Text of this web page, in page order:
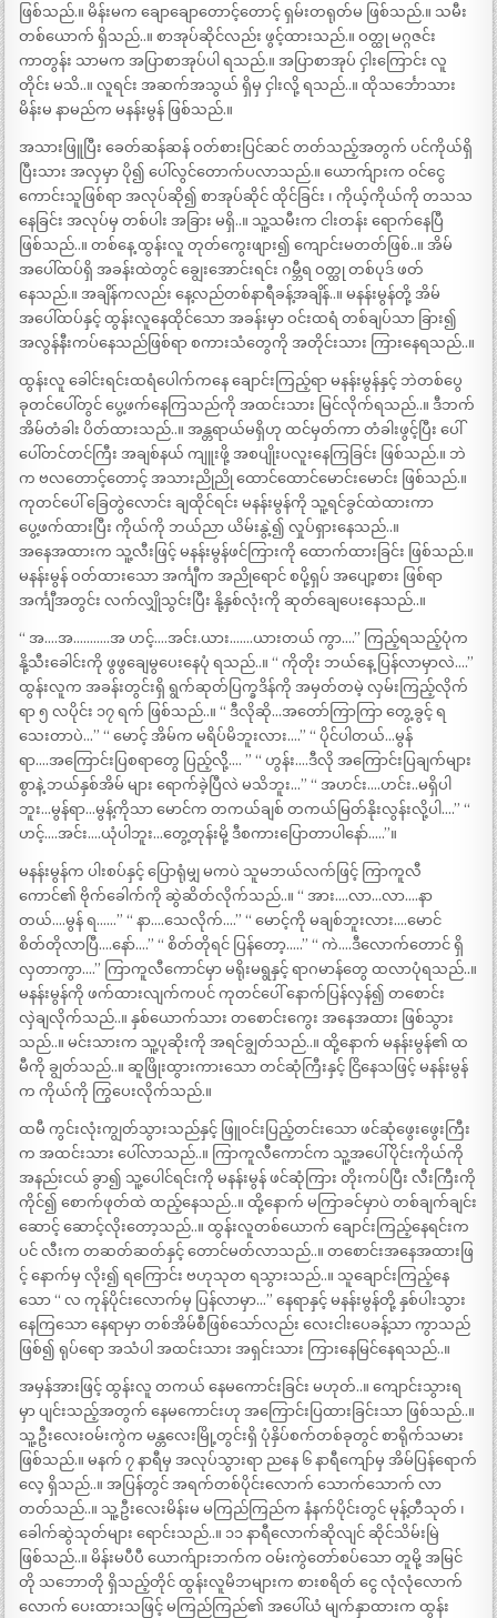
ဖြစ်သည်.။ မိန်းမက ချောချောတောင့်တောင့် ရှမ်းတရုတ်မ ဖြစ်သည်.။ သမီး
တစ်ယောက် ရှိသည်..။ စာအုပ်ဆိုင်လည်း ဖွင့်ထားသည်.။ ဝတ္ထု မဂ္ဂဇင်း
ကာတွန်း သာမက အပြာစာအုပ်ပါ ရသည်.။ အပြာစာအုပ် ငှါးကြောင်း လူ
တိုင်း မသိ..။ လူရင်း အဆက်အသွယ် ရှိမှ ငှါးလို့ ရသည်..။ ထိုသင်္ဘောသား
မိန်းမ နာမည်က မနန်းမွန် ဖြစ်သည်.။
အသားဖြူပြီး ခေတ်ဆန်ဆန် ဝတ်စားပြင်ဆင် တတ်သည့်အတွက် ပင်ကိုယ်ရှိ
ပြီးသား အလှမှာ ပို၍ ပေါ်လွင်တောက်ပလာသည်.။ ယောက်ျားက ဝင်ငွေ
ကောင်းသူဖြစ်ရာ အလုပ်ဆို၍ စာအုပ်ဆိုင် ထိုင်ခြင်း ၊ ကိုယ့်ကိုယ်ကို တသသ
နေခြင်း အလုပ်မှ တစ်ပါး အခြား မရှိ..။ သူ့သမီးက ငါးတန်း ရောက်နေပြီ
ဖြစ်သည်..။ တစ်နေ့ ထွန်းလူ တုတ်ကွေးဖျား၍ ကျောင်းမတတ်ဖြစ်..။ အိမ်
အပေါ်ထပ်ရှိ အခန်းထဲတွင် ချွေးအောင်းရင်း ဂမ္ဘီရ ဝတ္ထု တစ်ပုဒ် ဖတ်
နေသည်.။ အချိန်ကလည်း နေ့လည်တစ်နာရီခန့်အချိန်..။ မနန်းမွန်တို့ အိမ်
အပေါ်ထပ်နှင့် ထွန်းလူနေထိုင်သော အခန်းမှာ ဝင်းထရံ တစ်ချပ်သာ ခြား၍
အလွန်နီးကပ်နေသည်ဖြစ်ရာ စကားသံတွေကို အတိုင်းသား ကြားနေရသည်..။
ထွန်းလူ ခေါင်းရင်းထရံပေါက်ကနေ ချောင်းကြည့်ရာ မနန်းမွန်နှင့် ဘဲတစ်ပွေ
ခုတင်ပေါ်တွင် ပွေ့ဖက်နေကြသည်ကို အထင်းသား မြင်လိုက်ရသည်..။ ဒီဘက်
အိမ်တံခါး ပိတ်ထားသည်..။ အန္တရာယ်မရှိဟု ထင်မှတ်ကာ တံခါးဖွင့်ပြီး ပေါ်
ပေါ်တင်တင်ကြီး အချစ်နယ် ကျူးဖို့ အစပျိုးပလူးနေကြခြင်း ဖြစ်သည်.။ ဘဲ
က ဗလတောင့်တောင့် အသားညိုညို ထောင်ထောင်မောင်းမောင်း ဖြစ်သည်.။
ကုတင်ပေါ် ခြေတွဲလောင်း ချထိုင်ရင်း မနန်းမွန်ကို သူ့ရင်ခွင်ထဲထားကာ
ပွေ့ဖက်ထားပြီး ကိုယ်ကို ဘယ်ညာ ယိမ်းနွဲ့၍ လှုပ်ရှားနေသည်..။
အနေအထားက သူ့လီးဖြင့် မနန်းမွန်ဖင်ကြားကို ထောက်ထားခြင်း ဖြစ်သည်.။
မနန်းမွန် ဝတ်ထားသော အင်္ကျီက အညိုရောင် စပို့ရှပ် အပျော့စား ဖြစ်ရာ
အင်္ကျီအတွင်း လက်လျှိုသွင်းပြီး နို့နှစ်လုံးကို ဆုတ်ချေပေးနေသည်..။
“ အ….အ………..အ ဟင့်….အင်း.ယား…….ယားတယ် ကွာ….” ကြည့်ရသည့်ပုံက
နို့သီးခေါင်းကို ဖွဖွချေမွပေးနေပုံ ရသည်..။ “ ကိုတိုး ဘယ်နေ့ ပြန်လာမှာလဲ….”
ထွန်းလူက အခန်းတွင်းရှိ ရွက်ဆုတ်ပြက္ခဒိန်ကို အမှတ်တမဲ့ လှမ်းကြည့်လိုက်
ရာ ၅ လပိုင်း ၁၇ ရက် ဖြစ်သည်..။ “ ဒီလိုဆို…အတော်ကြာကြာ တွေ့ခွင့် ရ
သေးတာပဲ…” “ မောင့် အိမ်က မရိပ်မိဘူးလား….” “ ပိုင်ပါတယ်…မွန်
ရာ….အကြောင်းပြစရာတွေ ပြည့်လို့်…. ” “ ဟွန်း….ဒီလို အကြောင်းပြချက်များ
စွာနဲ့ ဘယ်နှစ်အိမ် များ ရောက်ခဲ့ပြီလဲ မသိဘူး…” “ အဟင်း….ဟင်း..မရှိပါ
ဘူး…မွန်ရာ…မွန့်ကိုသာ မောင်က တကယ်ချစ် တကယ်မြတ်နိုးလွန်းလို့ပါ….” “
ဟင့်….အင်း….ယုံပါဘူး…တွေ့တုန်းမို့ ဒီစကားပြောတာပါနော်…..”။
မနန်းမွန်က ပါးစပ်နှင့် ပြောရုံမျှ မကပဲ သူမဘယ်လက်ဖြင့် ကြာကူလီ
ကောင်၏ ဗိုက်ခေါက်ကို ဆွဲဆိတ်လိုက်သည်..။ “ အား….လာ…လာ….နာ
တယ်….မွန် ရ……” “ နာ….သေလိုက်….” “ မောင့်ကို မချစ်ဘူးလား….မောင်
စိတ်တိုလာပြီ….နော်….” “ စိတ်တိုရင် ပြန်တော့…..” “ ကဲ….ဒီလောက်တောင် ရှိ
လှတာကွာ….” ကြာကူလီကောင်မှာ မရိုးမရွနှင့် ရာဂမာန်တွေ ထလာပုံရသည်..။
မနန်းမွန်ကို ဖက်ထားလျက်ကပင် ကုတင်ပေါ် နောက်ပြန်လှန်၍ တစောင်း
လှဲချလိုက်သည်..။ နှစ်ယောက်သား တစောင်းကွေး အနေအထား ဖြစ်သွား
သည်..။ မင်းသားက သူ့ပုဆိုးကို အရင်ချွတ်သည်..။ ထို့နောက် မနန်းမွန်၏ ထ
မီကို ချွတ်သည်..။ ဆူဖြိုးထွားကားသော တင်ဆုံကြီးနှင့် ငြိနေသဖြင့် မနန်းမွန်
က ကိုယ်ကို ကြွပေးလိုက်သည်.။
ထမီ ကွင်းလုံးကျွတ်သွားသည်နှင့် ဖြူဝင်းပြည့်တင်းသော ဖင်ဆုံဖွေးဖွေးကြီး
က အထင်းသား ပေါ်လာသည်..။ ကြာကူလီကောင်က သူ့အပေါ်ပိုင်းကိုယ်ကို
အနည်းငယ် ခွာ၍ သူ့ပေါင်ရင်းကို မနန်းမွန် ဖင်ဆုံကြား တိုးကပ်ပြီး လီးကြီးကို
ကိုင်၍ စောက်ဖုတ်ထဲ ထည့်နေသည်..။ ထို့နောက် မကြာခင်မှာပဲ တစ်ချက်ချင်း
ဆောင့် ဆောင့်လိုးတော့သည်..။ ထွန်းလူတစ်ယောက် ချောင်းကြည့်နေရင်းက
ပင် လီးက တဆတ်ဆတ်နှင့် တောင်မတ်လာသည်..။ တစောင်းအနေအထားဖြ
င့် နောက်မှ လိုး၍ ရကြောင်း ဗဟုသုတ ရသွားသည်..။ သူချောင်းကြည့်နေ
သော “ လ ကုန်ပိုင်းလောက်မှ ပြန်လာမှာ…” နေရာနှင့် မနန်းမွန်တို့ နှစ်ပါးသွား
နေကြသော နေရာမှာ တစ်အိမ်စီဖြစ်သော်လည်း လေးငါးပေခန့်သာ ကွာသည်
ဖြစ်၍ ရုပ်ရော အသံပါ အထင်းသား အရှင်းသား ကြားနေမြင်နေရသည်..။
အမှန်အားဖြင့် ထွန်းလူ တကယ် နေမကောင်းခြင်း မဟုတ်..။ ကျောင်းသွားရ
မှာ ပျင်းသည့်အတွက် နေမကောင်းဟု အကြောင်းပြထားခြင်းသာ ဖြစ်သည်..။
သူ့ဦးလေးဝမ်းကွဲက မန္တလေးမြို့တွင်းရှိ ပုံနှိပ်စက်တစ်ခုတွင် စာရိုက်သမား
ဖြစ်သည်.။ မနက် ၇ နာရီမှ အလုပ်သွားရာ ညနေ ၆ နာရီကျော်မှ အိမ်ပြန်ရောက်
လေ့ ရှိသည်..။ အပြန်တွင် အရက်တစ်ပိုင်းလောက် သောက်သောက် လာ
တတ်သည်..။ သူ့ဦးလေးမိန်းမ မကြည်ကြည်က နံနက်ပိုင်းတွင် မုန့်တီသုတ် ၊
ခေါက်ဆွဲသုတ်များ ရောင်းသည်..။ ၁၁ နာရီလောက်ဆိုလျင် ဆိုင်သိမ်းမြဲ
ဖြစ်သည်..။ မိန်းမပီပီ ယောက်ျားဘက်က ဝမ်းကွဲတော်စပ်သော တူမို့ အမြင်
တို သဘောတို ရှိသည့်တိုင် ထွန်းလူမိဘများက စားစရိတ် ငွေ လုံလုံလောက်
လောက် ပေးထားသဖြင့် မကြည်ကြည်၏ အပေါ်ယံ မျက်နှာထားက ထွန်း